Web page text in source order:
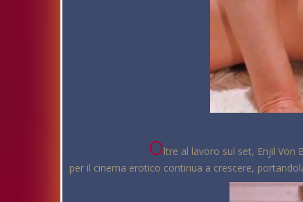
Oltre al lavoro sul set, Enjil Von
per il cinema erotico continua a crescere,